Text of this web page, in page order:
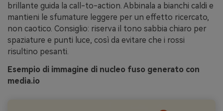
brillante guida la call-to-action. Abbinala a bianchi caldi e
mantieni le sfumature leggere per un effetto ricercato,
non caotico. Consiglio: riserva il tono sabbia chiaro per
spaziature e punti luce, così da evitare che i rossi
risultino pesanti.
Esempio di immagine di nucleo fuso generato con
media.io